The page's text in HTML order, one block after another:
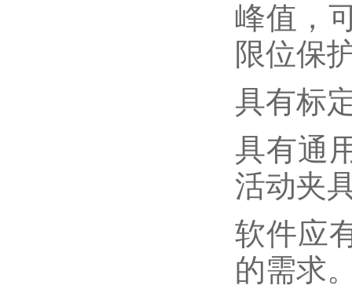
峰值，
限位保
具有标
具有通
活动夹
软件应
的需求